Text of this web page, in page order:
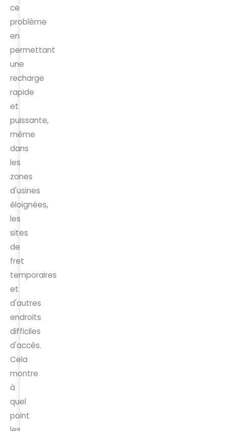
ce
problème
en
permettant
une
recharge
rapide
et
puissante,
même
dans
les
zones
d'usines
éloignées,
les
sites
de
fret
temporaires
et
d'autres
endroits
difficiles
d'accès.
Cela
montre
à
quel
point